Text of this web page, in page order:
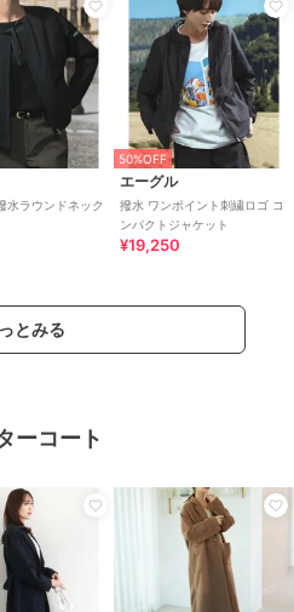
水ラウンドネック
50%OFF
エーグル
撥水 ワンポイント刺繍ロゴ コ
ンパクトジャケット
¥19,250
とみる
ーコート